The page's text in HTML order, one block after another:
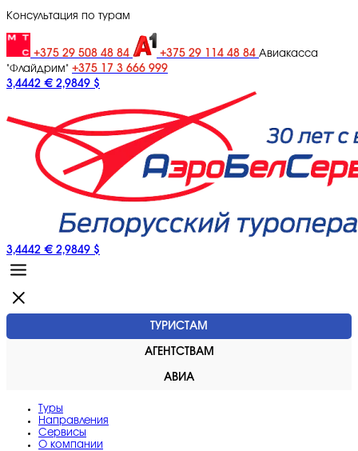
Консультация по турам
+375 29 508 48 84 +375 29 114 48 84 Авиакасса
"Флайдрим" +375 17 3 666 999
3,4442 € 2,9849 $
3,4442 € 2,9849 $
ТУРИСТАМ
АГЕНТСТВАМ
АВИА
Туры
Направления
Сервисы
O компании